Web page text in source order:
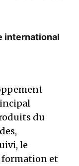
international
du
le
formation et